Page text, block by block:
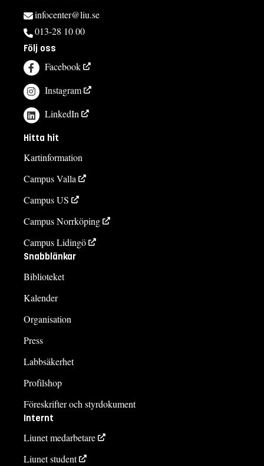
infocenter@liu.se
013-28 10 00
Följ oss
Facebook
Instagram
LinkedIn
Hitta hit
Kartinformation
Campus Valla
Campus US
Campus Norrköping
Campus Lidingö
Snabblänkar
Biblioteket
Kalender
Organisation
Press
Labbsäkerhet
Profilshop
Föreskrifter och styrdokument
Internt
Liunet medarbetare
Liunet student